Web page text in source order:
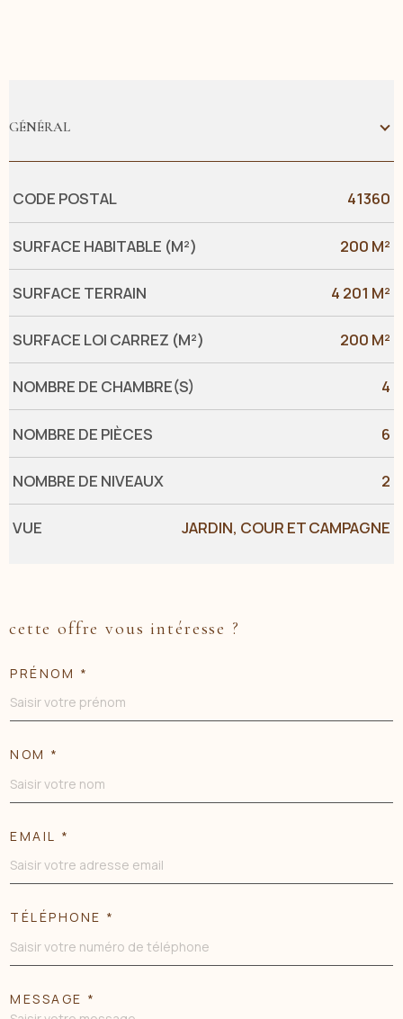
GÉNÉRAL
Caractérisque Valeurs
CODE POSTAL 41360
SURFACE HABITABLE (M²) 200 M²
SURFACE TERRAIN 4 201 M²
SURFACE LOI CARREZ (M²) 200 M²
NOMBRE DE CHAMBRE(S) 4
NOMBRE DE PIÈCES 6
NOMBRE DE NIVEAUX 2
VUE JARDIN, COUR ET CAMPAGNE
cette offre vous intéresse ?
PRÉNOM *
NOM *
EMAIL *
TÉLÉPHONE *
MESSAGE *